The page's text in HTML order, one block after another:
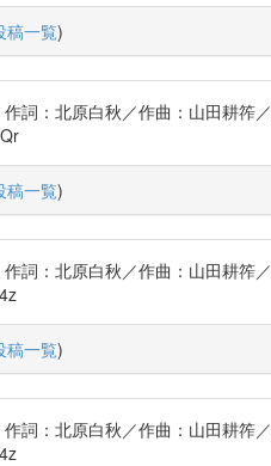
稿一覧)
詞：北原白秋／作曲：山田耕
稿一覧)
詞：北原白秋／作曲：山田耕
稿一覧)
詞：北原白秋／作曲：山田耕